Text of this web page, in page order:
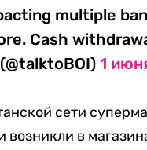
multiple
Cash
1
сети
в